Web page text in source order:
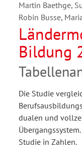
Martin Baethge,
Robin Busse,
Bildung
Die Studie
dualen und
Studie in Zahlen.